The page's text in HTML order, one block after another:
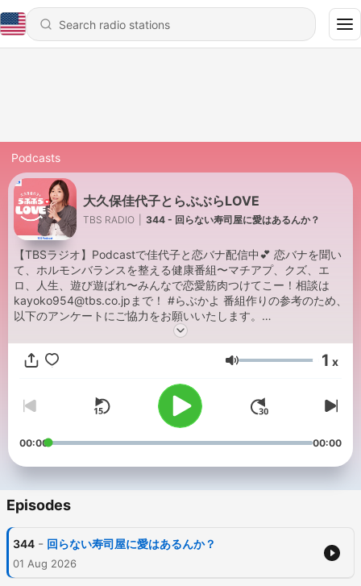
Podcasts
大久保佳代子とらぶぶらLOVE
TBS RADIO 344 - 回らない寿司屋に愛はあるんか？
【TBSラジオ】Podcastで佳代子と恋バナ配信中💕 恋バナを聞い
て、ホルモンバランスを整える健康番組〜マチアプ、クズ、エ
ロ、人生、遊び遊ばれ〜みんなで恋愛筋肉つけてこー！相談は
kayoko954@tbs.co.jpまで！ #らぶかよ 番組作りの参考のため、
以下のアンケートにご協力をお願いいたします。
https://www.tbs.co.jp/radio/podcast/en.html
Volume 1 x
00:00 00:00
Episodes
344 - 回らない寿司屋に愛はあるんか？
01 Aug 2026